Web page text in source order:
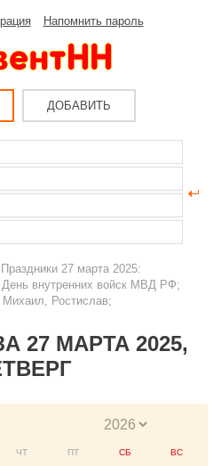
Напомнить пароль
ДОБАВИТЬ
27 марта 2025:
внутренних войск МВД РФ;
Ростислав;
27 МАРТА 2025,
ЧТ ПТ СБ ВС